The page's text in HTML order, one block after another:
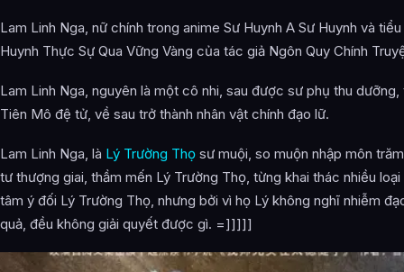
Lam Linh Nga, nữ chính trong anime Sư Huynh A Sư Huynh và
Huynh Thực Sự Qua Vững Vàng của tác giả Ngôn Quy Chính
Lam Linh Nga, nguyên là một cô nhi, sau được sư phụ thu
Tiên Mô đệ tử, về sau trở thành nhân vật chính đạo lữ.
Lam Linh Nga, là Lý Trường Thọ sư muội, so muộn nhập môn
tư thượng giai, thầm mến Lý Trường Thọ, từng khai thác nhiều
tâm ý đối Lý Trường Thọ, nhưng bởi vì họ Lý không nghĩ nhiễm
quả, đều không giải quyết được gì. =]]]]]